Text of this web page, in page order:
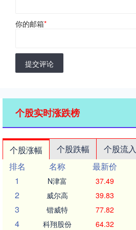
你的邮箱*
提交评论
个股实时涨跌榜
个股涨幅 个股跌幅 个股流入
排名
名称 最新价
1
N津富 37.49
2 威尔高 39.83
3 锴威特 77.82
4 科翔股份 64.32